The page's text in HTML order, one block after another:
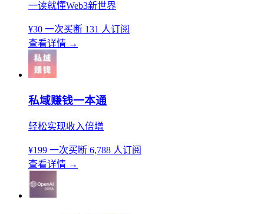
一读就懂Web3新世界
¥30 一次买断 131 人订阅
查看详情 →
私域赚钱一本通
轻松实现收入倍增
¥199 一次买断 6,788 人订阅
查看详情 →